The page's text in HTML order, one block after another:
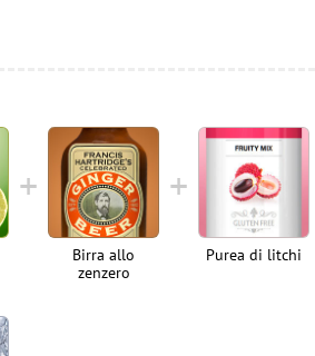
Birra allo
zenzero
Purea di litchi